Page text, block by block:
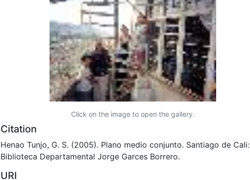
Click on the image to open the gallery.
Citation
Henao Tunjo, G. S. (2005). Plano medio conjunto. Santiago de Cali:
Biblioteca Departamental Jorge Garces Borrero.
URI